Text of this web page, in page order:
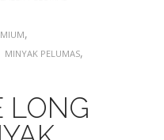
,
MINYAK PELUMAS,
LONG